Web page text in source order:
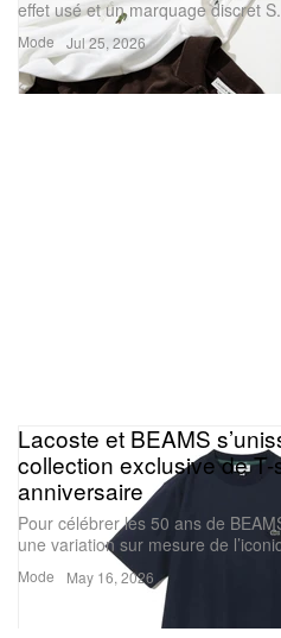
Mode
effet usé et un marquage discret
Jul 25, 2026
Mode
Lacoste et BEAMS
collection exclusive de
anniversaire
Pour célébrer les 50 ans de
une variation sur mesure de
May 16, 2026